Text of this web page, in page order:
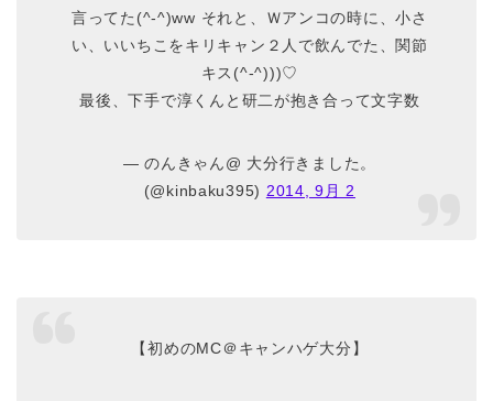
言ってた(^-^)ww それと、Ｗアンコの時に、小さ
い、いいちこをキリキャン２人で飲んでた、関節
キス(^-^)))♡
最後、下手で淳くんと研二が抱き合って文字数
— のんきゃん@ 大分行きました。
(@kinbaku395) 2014, 9月 2
【初めのMC＠キャンハゲ大分】